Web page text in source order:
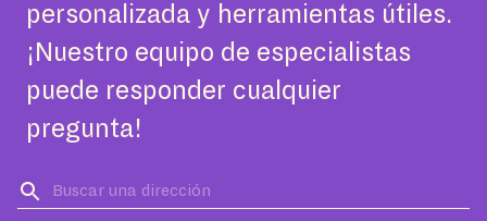
personalizada y herramientas útiles.
¡Nuestro equipo de especialistas
puede responder cualquier
pregunta!